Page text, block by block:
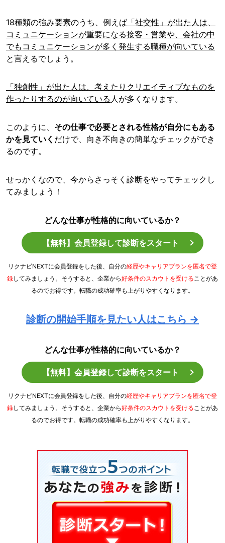
18種類の強み要素のうち、例えば 「社交性」が出た人は、
コミュニケーションが重要になる接客・営業や、会社の中
でもコミュニケーションが多く発生する職種が向いている
と言えるでしょう。
「独創性」が出た人は、考えたりクリエイティブなものを
作ったりするのが向いている 人が多くなります。
このように、 その仕事で必要とされる性格が自分にもある
かを見ていく だけで、向き不向きの簡単なチェックができ
るのです。
せっかくなので、今からさっそく診断をやってチェックし
てみましょう！
どんな仕事が性格的に向いているか？
【無料】会員登録して診断をスタート
リクナビNEXTに会員登録をした後、自分の経歴やキャリアプランを匿名で登
録してみましょう。そうすると、企業から好条件のスカウトを受けることがあ
るのでお得です。転職の成功確率も上がりやすくなります。
診断の開始手順を見たい人はこちら →
どんな仕事が性格的に向いているか？
【無料】会員登録して診断をスタート
リクナビNEXTに会員登録をした後、自分の経歴やキャリアプランを匿名で登
録してみましょう。そうすると、企業から好条件のスカウトを受けることがあ
るのでお得です。転職の成功確率も上がりやすくなります。